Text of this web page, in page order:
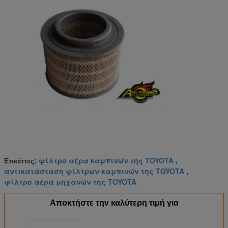
Ετικέττες: φίλτρο αέρα καμπινών της TOYOTA ,
αντικατάσταση φίλτρων καμπινών της TOYOTA ,
φίλτρο αέρα μηχανών της TOYOTA
Αποκτήστε την καλύτερη τιμή για